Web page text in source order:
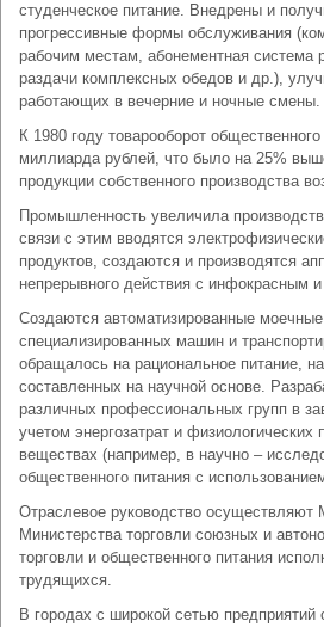
студенческое питание. Внедрены и
прогрессивные формы обслуживания
рабочим местам, абонементная система
раздачи комплексных обедов и др.),
работающих в вечерние и ночные смены.
К 1980 году товарооборот
миллиарда рублей, что было на 25%
продукции собственного производства
Промышленность увеличила
связи с этим вводятся
продуктов, создаются и производятся
непрерывного действия с инфокрасным
Создаются автоматизированные
специализированных машин и
обращалось на рациональное питание,
составленных на научной основе.
различных профессиональных групп в
учетом энергозатрат и
веществах (например, в научно –
общественного питания с
Отраслевое руководство осуществляют
Министерства торговли союзных и
торговли и общественного питания
трудящихся.
В городах с широкой сетью